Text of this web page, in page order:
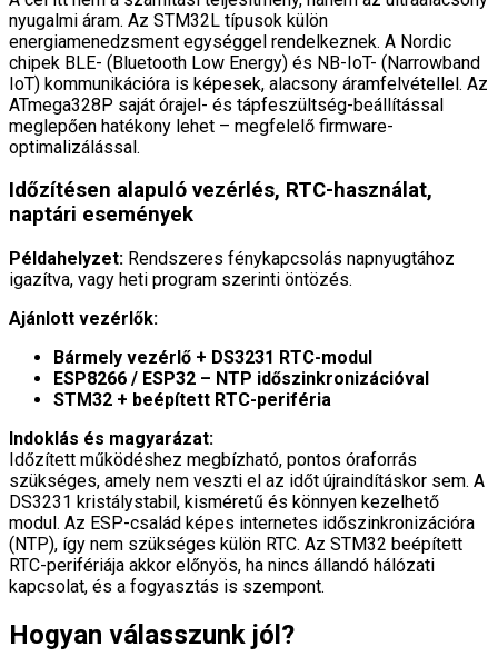
nyugalmi áram. Az STM32L típusok külön
energiamenedzsment egységgel rendelkeznek. A Nordic
chipek BLE- (Bluetooth Low Energy) és NB-IoT- (Narrowband
IoT) kommunikációra is képesek, alacsony áramfelvétellel. Az
ATmega328P saját órajel- és tápfeszültség-beállítással
meglepően hatékony lehet – megfelelő firmware-
optimalizálással.
Időzítésen alapuló vezérlés, RTC-használat,
naptári események
Példahelyzet: Rendszeres fénykapcsolás napnyugtához
igazítva, vagy heti program szerinti öntözés.
Ajánlott vezérlők:
Bármely vezérlő + DS3231 RTC-modul
ESP8266 / ESP32 – NTP időszinkronizációval
STM32 + beépített RTC-periféria
Indoklás és magyarázat:
Időzített működéshez megbízható, pontos óraforrás
szükséges, amely nem veszti el az időt újraindításkor sem. A
DS3231 kristálystabil, kisméretű és könnyen kezelhető
modul. Az ESP-család képes internetes időszinkronizációra
(NTP), így nem szükséges külön RTC. Az STM32 beépített
RTC-perifériája akkor előnyös, ha nincs állandó hálózati
kapcsolat, és a fogyasztás is szempont.
Hogyan válasszunk jól?